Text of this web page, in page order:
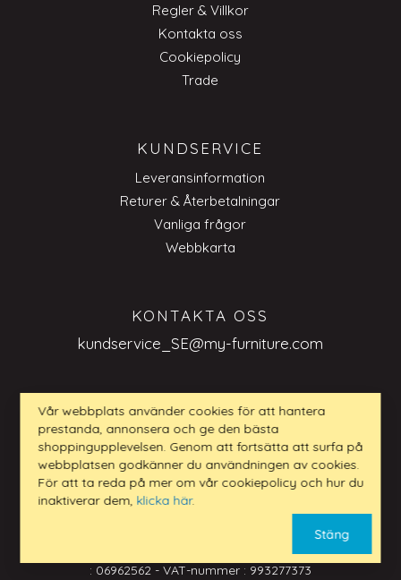
Regler & Villkor
Kontakta oss
Cookiepolicy
Trade
KUNDSERVICE
Leveransinformation
Returer & Återbetalningar
Vanliga frågor
Webbkarta
KONTAKTA OSS
kundservice_SE@my-furniture.com
FRÅGOR BUSINESS TO BUSINESS
kundservice_SE@my-furniture.com
www.my-furniture.com LTD - Adress: 1 Mark Street
Sandiacre, Nottingham NG10 5AD - Registreringsnummer
: 06962562 - VAT-nummer : 993277373
Vår webbplats använder cookies för att hantera
prestanda, annonsera och ge den bästa
shoppingupplevelsen. Genom att fortsätta att surfa på
webbplatsen godkänner du användningen av cookies.
För att ta reda på mer om vår cookiepolicy och hur du
inaktiverar dem, klicka här.
Stäng